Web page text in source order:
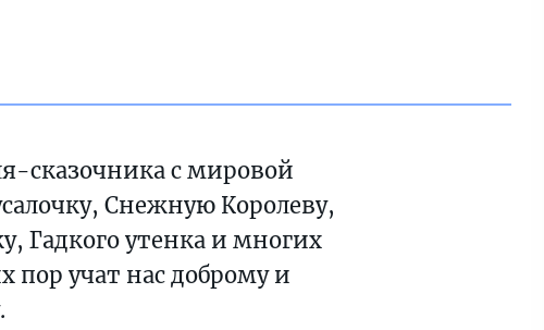
сказочника с мировой
Снежную Королеву,
Гадкого утенка и многих
пор учат нас доброму и